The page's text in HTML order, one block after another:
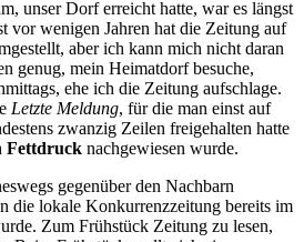
unser Dorf erreicht hatte, war es längst
vor wenigen Jahren hat die Zeitung auf
aber ich kann mich nicht daran
genug, mein Heimatdorf besuche,
ehe ich die Zeitung aufschlage.
Letzte Meldung, für die man einst auf
zwanzig Zeilen freigehalten hatte
Fettdruck nachgewiesen wurde.
gegenüber den Nachbarn
die lokale Konkurrenzzeitung bereits im
Zum Frühstück Zeitung zu lesen,